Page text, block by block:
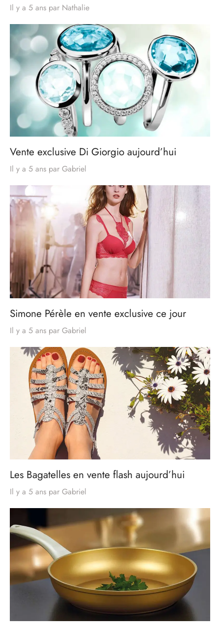
Il y a 5 ans par Nathalie
Vente exclusive Di Giorgio aujourd’hui
Il y a 5 ans par Gabriel
Simone Pérèle en vente exclusive ce jour
Il y a 5 ans par Gabriel
Les Bagatelles en vente flash aujourd’hui
Il y a 5 ans par Gabriel